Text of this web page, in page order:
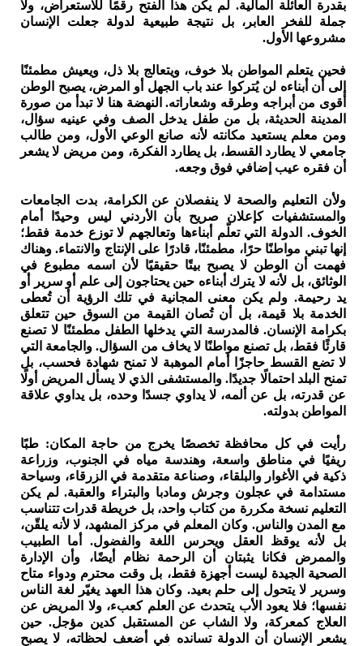
بقدرة العائلة المالية. لم يكن هذا الفتح رقمًا للاستعراض، ولا
جملة للفخر العابر، بل نتيجة طبيعية لدولة جعلت الإنسان
مشروعها الأول.
فحين يتعلم المواطن بلا خوف، ويتعالج بلا ذل، ويعيش مطمئنًا
إلى أن أبناءه لن يُتركوا عند باب الجهل أو المرض، يصبح الوطن
أقوى من أبراجه وطرقه وشعاراته. النهضة هنا لا تبدأ من صورة
المدينة الحديثة، بل من طفل يدخل الصف وفي عينيه سؤال،
ومن معلم يستعيد مكانته لأنه صانع الوعي الأول، ومن طالب
جامعي لا يطارد القسط، بل يطارد الفكرة، ومن مريض لا يشعر
أن فقره عيب إضافي فوق وجعه.
ولأن التعليم والصحة لا ينفصلان عن الكرامة، بدت الجامعات
والمستشفيات كإعلان صريح بأن الأردني ليس وحيدًا أمام
الخوف. الدولة التي تعلّم أبناءها وتعالجهم لا توزع خدمة فقط؛
إنها تبني مواطنًا حرًا، مطمئنًا، قادرًا على الإنتاج والانتماء. وهناك
فهمت أن الوطن لا يصبح بيتًا حقيقيًا لأن اسمه مطبوع في
الوثائق، بل لأنه لا يترك أبناءه حين يحتاجون إلى علم أو سرير أو
يد رحيمة. ولم يكن معنى المجانية في تلك الرؤية أن تُعطى
الخدمة بلا قيمة، بل أن تُصان القيمة من السوق حين تتعلق
بكرامة الإنسان. فالمدرسة التي يدخلها الطفل مطمئنًا لا تصنع
قارئًا فقط، بل تصنع مواطنًا لا يخاف من السؤال. والجامعة التي
لا تضع القسط حاجزًا أمام الموهبة لا تمنح شهادة فحسب، بل
تمنح البلد احتمالًا جديدًا. والمستشفى الذي لا يسأل المريض أولًا
عن قدرته، بل عن ألمه، لا يداوي جسدًا وحده، بل يداوي علاقة
المواطن بدولته.
رأيت في كل محافظة تخصصًا يخرج من حاجة المكان: طبًا
ريفيًا في مناطق واسعة، وهندسة مياه في الجنوب، وزراعة
ذكية في الأغوار والبلقاء، وصناعة متقدمة في الزرقاء، وسياحة
مستدامة في عجلون وجرش ومادبا والبتراء والعقبة. لم يكن
التعليم نسخة مكررة من كتاب واحد، بل خريطة قدرات تتناسب
مع المدن والناس. وكان المعلم في مركز المشهد، لا لأنه يلقّن،
بل لأنه يوقظ العقل ويحرس اللغة والفضول. أما الطبيب
والممرض فكانا يثبتان أن الرحمة نظام أيضًا، وأن الإدارة
الصحية الجيدة ليست أجهزة فقط، بل وقت محترم ودواء متاح
وسرير لا يتحول إلى حلم بعيد. وكان هذا العهد يغيّر لغة الناس
نفسها؛ فلا يعود الأب يتحدث عن العلم كعبء، ولا المريض عن
العلاج كمعركة، ولا الشاب عن المستقبل كدين مؤجل. حين
يشعر الإنسان أن الدولة تسانده في أضعف لحظاته، لا يصبح